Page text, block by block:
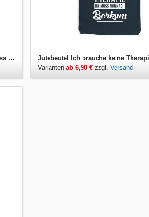
Hoodie Ich brauche keine Therapie - Ich muss nur nach Borkum
Varianten ab 6,90 €zzgl. Versand